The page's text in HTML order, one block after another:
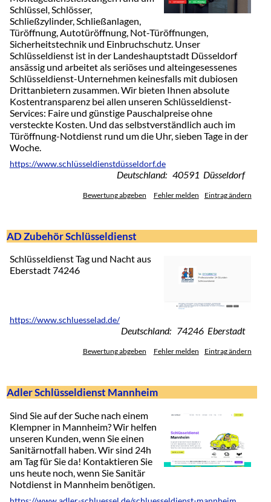
Schlüssel, Schlösser,
Schließzylinder, Schließanlagen,
Türöffnung, Autotüröffnung, Not-Türöffnungen,
Sicherheitstechnik und Einbruchschutz. Unser
Schlüsseldienst ist in der Landeshauptstadt Düsseldorf
ansässig und arbeitet als seriöses und alteingesessenes
Schlüsseldienst-Unternehmen keinesfalls mit dubiosen
Drittanbietern zusammen. Wir bieten Ihnen absolute
Kostentransparenz bei allen unseren Schlüsseldienst-
Services: Faire und günstige Pauschalpreise ohne
versteckte Kosten. Und das selbstverständlich auch im
Türöffnung-Notdienst rund um die Uhr, sieben Tage in der
Woche.
https://www.schlüsseldienstdüsseldorf.de
Deutschland: 40591 Düsseldorf
Bewertung abgeben Fehler melden Eintrag ändern
AD Zubehör Schlüsseldienst
Schlüsseldienst Tag und Nacht aus
Eberstadt 74246
https://www.schluesselad.de/
Deutschland: 74246 Eberstadt
Bewertung abgeben Fehler melden Eintrag ändern
Adler Schlüsseldienst Mannheim
Sind Sie auf der Suche nach einem
Klempner in Mannheim? Wir helfen
unseren Kunden, wenn Sie einen
Sanitärnotfall haben. Wir sind 24h
am Tag für Sie da! Kontaktieren Sie
uns heute noch, wenn Sie Sanitär
Notdienst in Mannheim benötigen.